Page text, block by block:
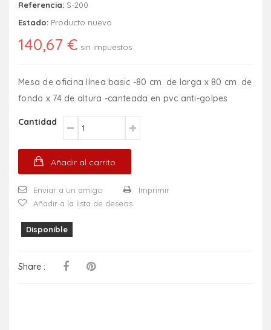
Referencia: S-200
Estado: Producto nuevo
140,67 € sin impuestos
Mesa de oficina línea basic -80 cm. de larga x 80 cm. de
fondo x 74 de altura -canteada en pvc anti-golpes
Cantidad
Añadir al carrito
Enviar a un amigo
Imprimir
Añadir a la lista de deseos
Disponible
Share :